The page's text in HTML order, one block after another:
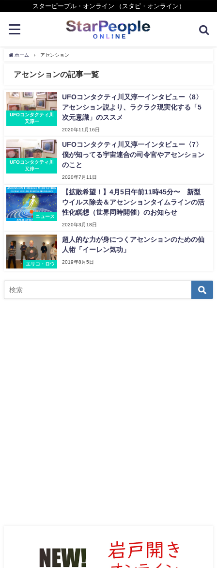
スターピープル・オンライン （スタピ・オンライン）
ホーム アセンション
アセンションの記事一覧
UFOコンタクティ川
又淳一
UFOコンタクティ川又淳一インタビュー〈8〉
アセンション説より、ラクラク現実化する「5
次元意識」のススメ
2020年11月16日
UFOコンタクティ川
又淳一
UFOコンタクティ川又淳一インタビュー〈7〉
僕が知ってる宇宙連合の司令官やアセンション
のこと
2020年7月11日
ニュース
【拡散希望！】4月5日午前11時45分〜 新型
ウイルス除去＆アセンションタイムラインの活
性化瞑想（世界同時開催）のお知らせ
2020年3月18日
エリコ・ロウ
超人的な力が身につくアセンションのための仙
人術「イーレン気功」
2019年8月5日